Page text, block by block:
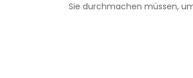
Sie durchmachen müssen,